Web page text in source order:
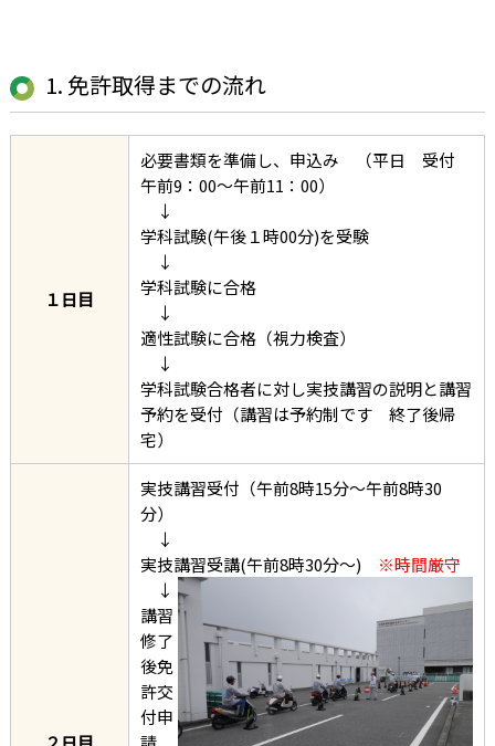
1. 免許取得までの流れ
１日目
必要書類を準備し、申込み （平日 受付
午前9：00～午前11：00）
↓
学科試験(午後１時00分)を受験
↓
学科試験に合格
↓
適性試験に合格（視力検査）
↓
学科試験合格者に対し実技講習の説明と講習
予約を受付（講習は予約制です 終了後帰
宅）
実技講習受付（午前8時15分～午前8時30
分）
↓
実技講習受講(午前8時30分～) ※時間厳守
↓
講習
修了
後免
許交
付申